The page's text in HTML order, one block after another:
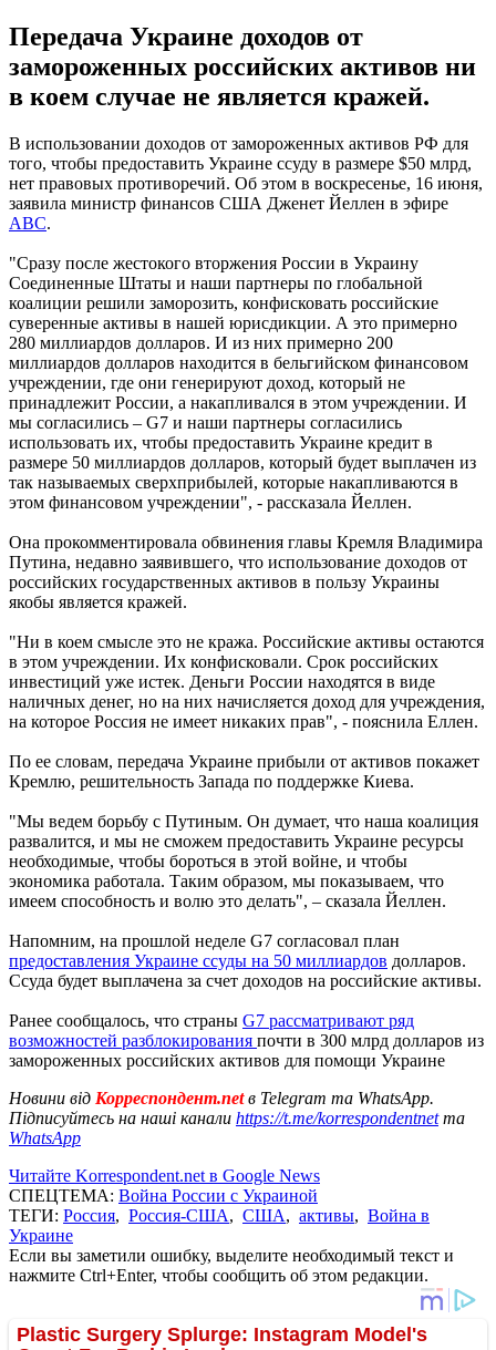
Передача Украине доходов от
замороженных российских активов ни
в коем случае не является кражей.
В использовании доходов от замороженных активов РФ для
того, чтобы предоставить Украине ссуду в размере $50 млрд,
нет правовых противоречий. Об этом в воскресенье, 16 июня,
заявила министр финансов США Дженет Йеллен в эфире
АВС.
"Сразу после жестокого вторжения России в Украину
Соединенные Штаты и наши партнеры по глобальной
коалиции решили заморозить, конфисковать российские
суверенные активы в нашей юрисдикции. А это примерно
280 миллиардов долларов. И из них примерно 200
миллиардов долларов находится в бельгийском финансовом
учреждении, где они генерируют доход, который не
принадлежит России, а накапливался в этом учреждении. И
мы согласились – G7 и наши партнеры согласились
использовать их, чтобы предоставить Украине кредит в
размере 50 миллиардов долларов, который будет выплачен из
так называемых сверхприбылей, которые накапливаются в
этом финансовом учреждении", - рассказала Йеллен.
Она прокомментировала обвинения главы Кремля Владимира
Путина, недавно заявившего, что использование доходов от
российских государственных активов в пользу Украины
якобы является кражей.
"Ни в коем смысле это не кража. Российские активы остаются
в этом учреждении. Их конфисковали. Срок российских
инвестиций уже истек. Деньги России находятся в виде
наличных денег, но на них начисляется доход для учреждения,
на которое Россия не имеет никаких прав", - пояснила Еллен.
По ее словам, передача Украине прибыли от активов покажет
Кремлю, решительность Запада по поддержке Киева.
"Мы ведем борьбу с Путиным. Он думает, что наша коалиция
развалится, и мы не сможем предоставить Украине ресурсы
необходимые, чтобы бороться в этой войне, и чтобы
экономика работала. Таким образом, мы показываем, что
имеем способность и волю это делать", – сказала Йеллен.
Напомним, на прошлой неделе G7 согласовал план
предоставления Украине ссуды на 50 миллиардов долларов.
Ссуда ​​будет выплачена за счет доходов на российские активы.
Ранее сообщалось, что страны G7 рассматривают ряд
возможностей разблокирования почти в 300 млрд долларов из
замороженных российских активов для помощи Украине
Новини від Корреспондент.netв Telegram та WhatsApp.
Підписуйтесь на наші канали https://t.me/korrespondentnetта
WhatsApp
Читайте Korrespondent.net в Google News
СПЕЦТЕМА: Война России с Украиной
ТЕГИ: Россия, Россия-США, США, активы, Война в
Украине
Если вы заметили ошибку, выделите необходимый текст и
нажмите Ctrl+Enter, чтобы сообщить об этом редакции.